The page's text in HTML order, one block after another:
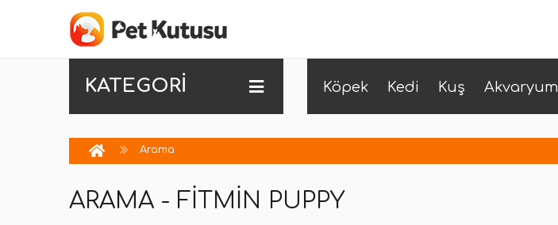
KATEGORİ Köpek Kedi Kuş Akvaryum
Arama
ARAMA - FITMIN PUPPY